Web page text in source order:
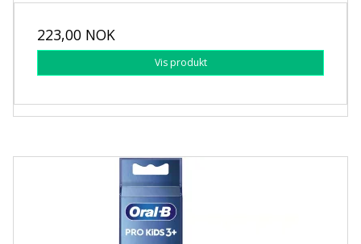
223,00 NOK
Vis produkt